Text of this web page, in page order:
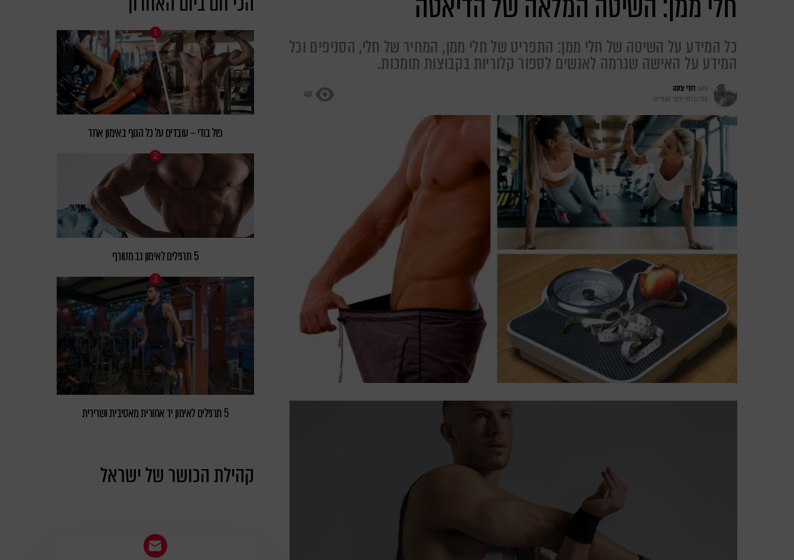
כל המידע על השיטה של חלי ממן: התפריט של חלי ממן, המחיר של חלי, הסניפים וכל
המידע על האישה שגרמה לאנשים לספור קלוריות בקבוצות תומכות.
מאתדודי צזנה
עודכן לפנילפני שנתיים 41k
פול בודי – עובדים על כל הגוף באימון אחד
5 תרגילים לאימון גב מטורף
5 תרגילים לאימון יד אחורית מאסיבית ושרירית
קהילת הכושר של ישראל